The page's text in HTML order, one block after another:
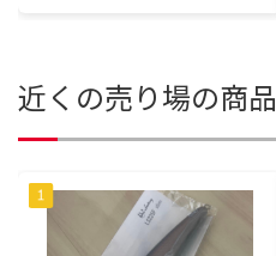
近くの売り場の商品